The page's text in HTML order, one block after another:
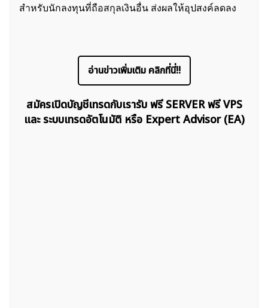
สำหรับนักลงทุนที่ถือสกุลเงินอื่น ส่งผลให้อุปสงค์ลดลง
อ่านข่าวเพิ่มเติม คลิกที่นี่!!
สมัครเปิดบัญชีเทรดกับเรารับ ฟรี SERVER ฟรี VPS
และ ระบบเทรดอัตโนมัติ หรือ Expert Advisor (EA)